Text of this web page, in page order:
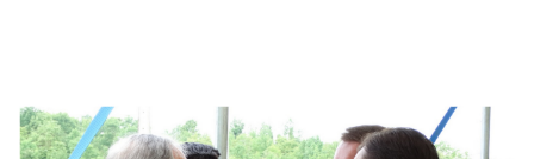
Branding
ARMCHAIR